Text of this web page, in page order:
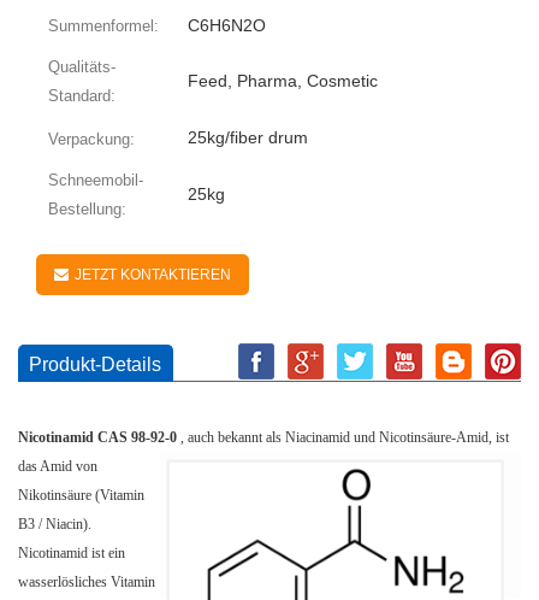
Summenformel: C6H6N2O
Qualitäts-
Standard:
Feed, Pharma, Cosmetic
Verpackung: 25kg/fiber drum
Schneemobil-
Bestellung:
25kg
JETZT KONTAKTIEREN
Produkt-Details
Nicotinamid CAS 98-92-0
, auch bekannt als Niacinamid und Nicotinsäure-Amid, ist
das Amid von
Nikotinsäure (Vitamin
B3 / Niacin).
Nicotinamid ist ein
wasserlösliches Vitamin